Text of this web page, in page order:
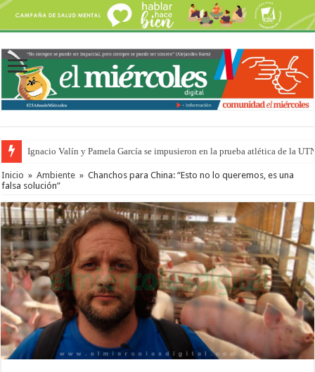
Traigo el litoral en mi canción: 100 años de Aníbal Sampayo
Inicio » Ambiente » Chanchos para China: “Esto no lo queremos, es una
falsa solución”